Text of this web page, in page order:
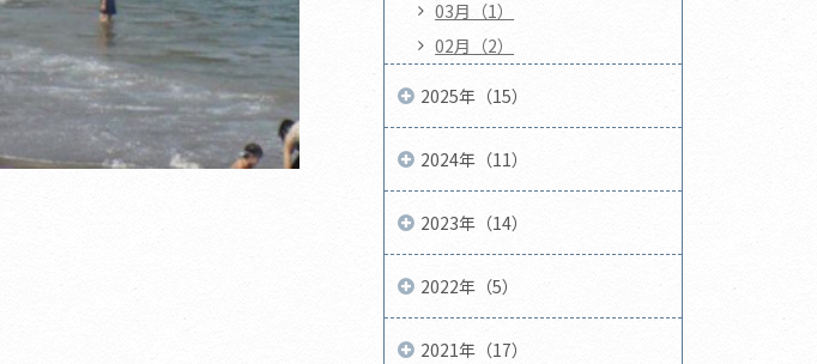
03月（1）
02月（2）
2025年（15）
2024年（11）
2023年（14）
2022年（5）
2021年（17）